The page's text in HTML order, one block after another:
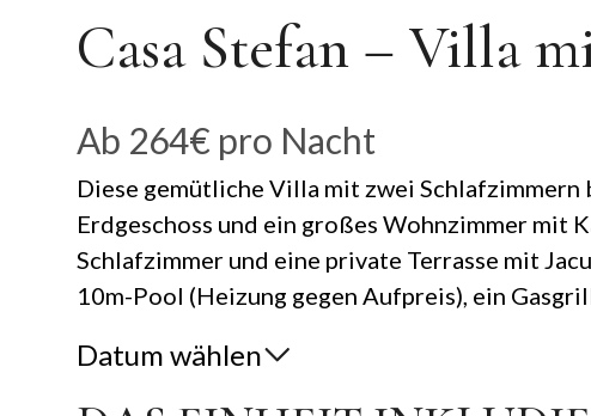
Casa Stefan – Villa
Ab 264€ pro Nacht
Diese gemütliche Villa mit zwei
Erdgeschoss und ein großes Wohnzimmer mit
Schlafzimmer und eine private Terrasse mit
10m-Pool (Heizung gegen Aufpreis), ein
Datum wählen